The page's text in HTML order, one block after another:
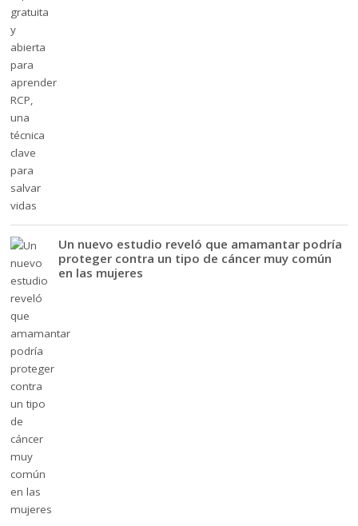
Un nuevo estudio reveló que amamantar podría
proteger contra un tipo de cáncer muy común
en las mujeres